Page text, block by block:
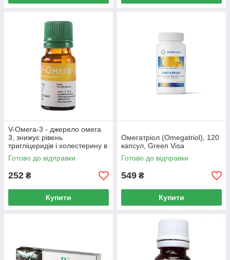
V-Омега-3 - джерело омега
3, знижує рівень
тригліцеридів і холестерину в
крові.
Готово до відправки
252 ₴
Купити
Омегатріол (Omegatriol), 120
капсул, Green Visa
Готово до відправки
549 ₴
Купити